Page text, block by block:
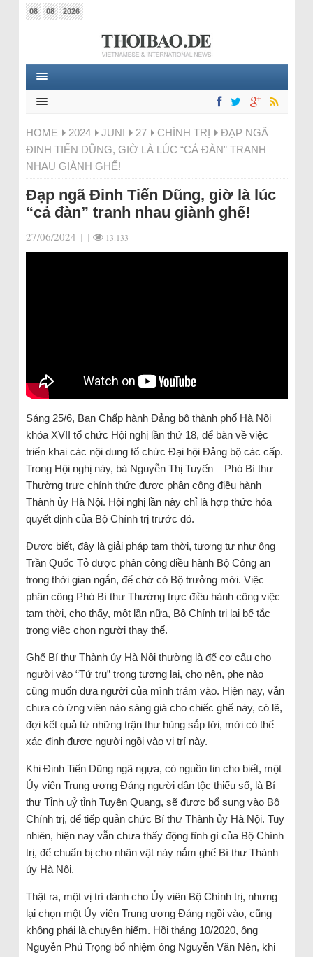
08 08 2026
HOME 2024 JUNI 27 CHÍNH TRỊ
ĐẠP NGÃ
ĐINH TIẾN DŨNG, GIỜ LÀ LÚC “CẢ ĐÀN” TRANH
NHAU GIÀNH GHẾ!
Đạp ngã Đinh Tiến Dũng, giờ là lúc
“cả đàn” tranh nhau giành ghế!
27/06/2024 | | 13.133
Sáng 25/6, Ban Chấp hành Đảng bộ thành phố Hà Nội
khóa XVII tổ chức Hội nghị lần thứ 18, để bàn về việc
triển khai các nội dung tổ chức Đại hội Đảng bộ các cấp.
Trong Hội nghị này, bà Nguyễn Thị Tuyến – Phó Bí thư
Thường trực chính thức được phân công điều hành
Thành ủy Hà Nội. Hội nghị lần này chỉ là hợp thức hóa
quyết định của Bộ Chính trị trước đó.
Được biết, đây là giải pháp tạm thời, tương tự như ông
Trần Quốc Tỏ được phân công điều hành Bộ Công an
trong thời gian ngắn, để chờ có Bộ trưởng mới. Việc
phân công Phó Bí thư Thường trực điều hành công việc
tạm thời, cho thấy, một lần nữa, Bộ Chính trị lại bế tắc
trong việc chọn người thay thế.
Ghế Bí thư Thành ủy Hà Nội thường là để cơ cấu cho
người vào “Tứ trụ” trong tương lai, cho nên, phe nào
cũng muốn đưa người của mình trám vào. Hiện nay, vẫn
chưa có ứng viên nào sáng giá cho chiếc ghế này, có lẽ,
đợi kết quả từ những trận thư hùng sắp tới, mới có thể
xác định được người ngồi vào vị trí này.
Khi Đinh Tiến Dũng ngã ngựa, có nguồn tin cho biết, một
Ủy viên Trung ương Đảng người dân tộc thiểu số, là Bí
thư Tỉnh uỷ tỉnh Tuyên Quang, sẽ được bổ sung vào Bộ
Chính trị, để tiếp quản chức Bí thư Thành ủy Hà Nội. Tuy
nhiên, hiện nay vẫn chưa thấy động tĩnh gì của Bộ Chính
trị, để chuẩn bị cho nhân vật này nắm ghế Bí thư Thành
ủy Hà Nội.
Thật ra, một vị trí dành cho Ủy viên Bộ Chính trị, nhưng
lại chọn một Ủy viên Trung ương Đảng ngồi vào, cũng
không phải là chuyện hiếm. Hồi tháng 10/2020, ông
Nguyễn Phú Trọng bổ nhiệm ông Nguyễn Văn Nên, khi